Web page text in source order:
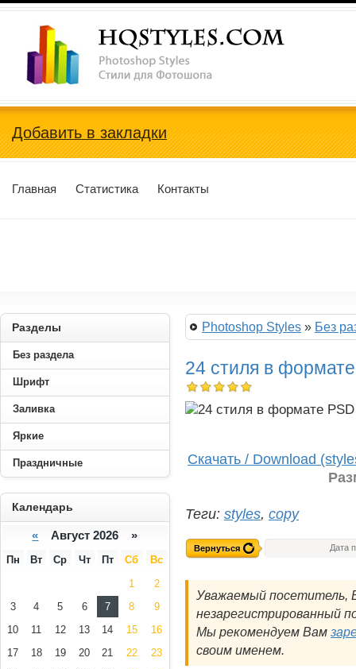
Photoshop Styles, Стили для Фотошопа
Добавить в закладки
Главная Статистика Контакты
Photoshop Styles » Без
24 стиля в
Скачать / Download
Теги: styles, copy
Дата
Вернуться
Уважаемый посетитель,
незарегистрированный
Мы рекомендуем Вам
своим именем.
Разделы
Без раздела
Шрифт
Заливка
Яркие
Праздничные
Календарь
« Август 2026 »
Пн Вт Ср Чт Пт Сб
Вс
1
2
3
4 5 6 7 8
9
10
11 12 13 14 15
16
17
18 19 20 21 22
23